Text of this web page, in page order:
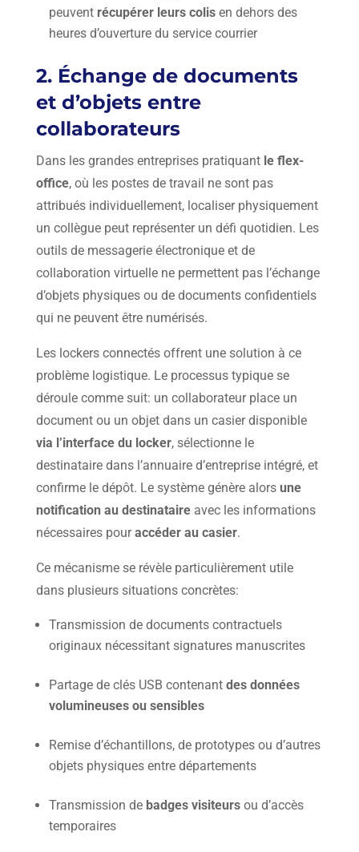
peuvent récupérer leurs colisen dehors des
heures d’ouverture du service courrier
2. Échange de documents
et d’objets entre
collaborateurs
Dans les grandes entreprises pratiquant le flex-
office, où les postes de travail ne sont pas
attribués individuellement, localiser physiquement
un collègue peut représenter un défi quotidien. Les
outils de messagerie électronique et de
collaboration virtuelle ne permettent pas l’échange
d’objets physiques ou de documents confidentiels
qui ne peuvent être numérisés.
Les lockers connectés offrent une solution à ce
problème logistique. Le processus typique se
déroule comme suit: un collaborateur place un
document ou un objet dans un casier disponible
via l’interface du locker, sélectionne le
destinataire dans l’annuaire d’entreprise intégré, et
confirme le dépôt. Le système génère alors une
notification au destinataireavec les informations
nécessaires pouraccéder au casier.
Ce mécanisme se révèle particulièrement utile
dans plusieurs situations concrètes:
Transmission de documents contractuels
originaux nécessitant signatures manuscrites
Partage de clés USB contenant des données
volumineuses ou sensibles
Remise d’échantillons, de prototypes ou d’autres
objets physiques entre départements
Transmission debadges visiteursou d’accès
temporaires